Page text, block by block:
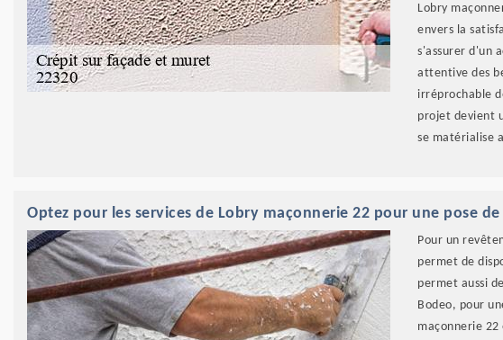
Lobry
envers la
s'assurer d'un
attentive des
irréprochable
projet devient
se matérialise
Optez pour les services de Lobry maçonnerie 22 pour une pose
Pour un
permet de
permet aussi
Bodeo, pour
maçonnerie 22